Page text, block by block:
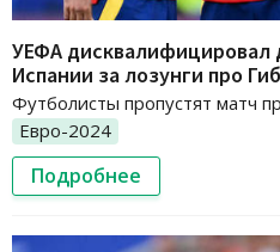
УЕФА дисквалифицировал
Испании за лозунги про
Футболисты пропустят матч
Евро-2024
Подробнее